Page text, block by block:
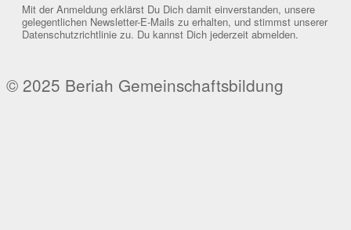
Mit der Anmeldung erklärst Du Dich damit einverstanden, unsere
gelegentlichen Newsletter-E-Mails zu erhalten, und stimmst unserer
Datenschutzrichtlinie zu. Du kannst Dich jederzeit abmelden.
© 2025 Beriah Gemeinschaftsbildung